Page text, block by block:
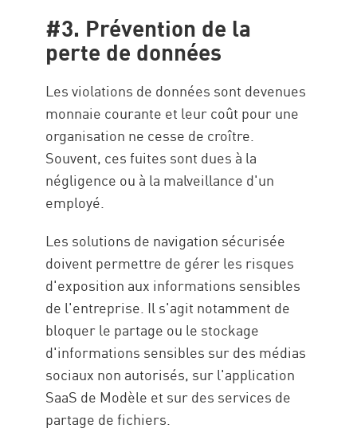
#3. Prévention de la
perte de données
Les violations de données sont devenues
monnaie courante et leur coût pour une
organisation ne cesse de croître.
Souvent, ces fuites sont dues à la
négligence ou à la malveillance d'un
employé.
Les solutions de navigation sécurisée
doivent permettre de gérer les risques
d'exposition aux informations sensibles
de l'entreprise. Il s'agit notamment de
bloquer le partage ou le stockage
d'informations sensibles sur des médias
sociaux non autorisés, sur l'application
SaaS de Modèle et sur des services de
partage de fichiers.